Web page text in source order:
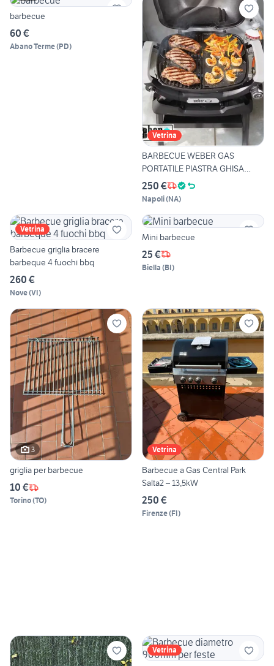
barbecue
60 €
Abano Terme(PD)
Vetrina
BARBECUE WEBER GAS
PORTATILE PIASTRA GHISA
Q1100N
250 €
Napoli(NA)
Vetrina
Barbecue griglia bracere
barbeque 4 fuochi bbq
260 €
Nove(VI)
Mini barbecue
25 €
Biella (BI)
3
griglia per barbecue
10 €
Torino(TO)
Vetrina
Barbecue a Gas Central Park
Salta2 – 13,5kW
250 €
Firenze(FI)
Vetrina